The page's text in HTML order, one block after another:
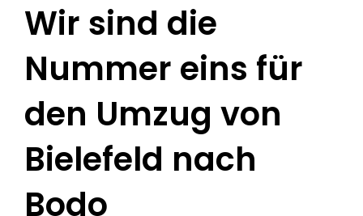
Wir sind die
Nummer eins für
den Umzug von
Bielefeld nach
Bodo